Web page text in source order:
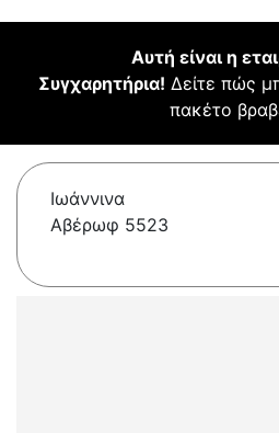
Αυτή είναι η
Συγχαρητήρια! Δείτε πώς
πακέτο
Ιωάννινα
Αβέρωφ 5523